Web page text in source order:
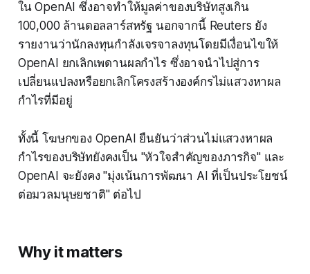
ใน OpenAI ซึ่งอาจทำให้มูลค่าของบริษัทสูงเกิน
100,000 ล้านดอลลาร์สหรัฐ นอกจากนี้ Reuters ยัง
รายงานว่านักลงทุนกำลังเจรจาลงทุนโดยมีเงื่อนไขให้
OpenAI ยกเลิกเพดานผลกำไร ซึ่งอาจนำไปสู่การ
เปลี่ยนแปลงหรือยกเลิกโครงสร้างองค์กรไม่แสวงหาผล
กำไรที่มีอยู่
ทั้งนี้ โฆษกของ OpenAI ยืนยันว่าส่วนไม่แสวงหาผล
กำไรของบริษัทยังคงเป็น "หัวใจสำคัญของภารกิจ" และ
OpenAI จะยังคง "มุ่งเน้นการพัฒนา AI ที่เป็นประโยชน์
ต่อมวลมนุษยชาติ" ต่อไป
Why it matters